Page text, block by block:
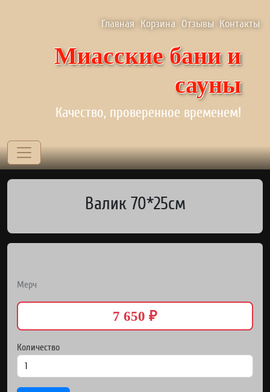
Верхнее менюГлавная Корзина Отзывы Контакты
Миасские бани и
сауны
Качество, проверенное временем!
Валик 70*25см
Мерч
7 650 ₽
Количество